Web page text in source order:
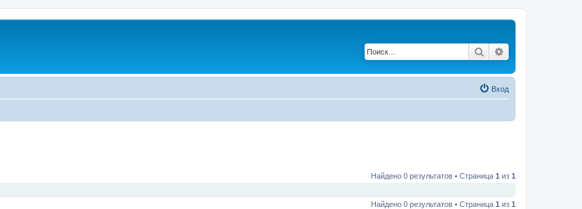
Поиск
Вход
Найдено 0 результатов • Страница 1 из 1
Найдено 0 результатов • Страница 1 из 1